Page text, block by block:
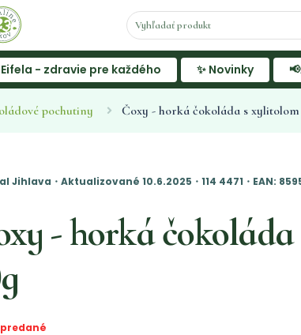
Eifela - zdravie pre každého ✨ Novinky
pochutiny Čoxy - horká čokoláda s xylitolom
Jihlava・Aktualizované 10.6.2025・114 4471・EAN:
- horká